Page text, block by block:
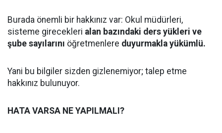
Burada önemli bir hakkınız var: Okul müdürleri,
sisteme girecekleri alan bazındaki ders yükleri ve
şube sayılarını öğretmenlere duyurmakla yükümlü.
Yani bu bilgiler sizden gizlenemiyor; talep etme
hakkınız bulunuyor.
HATA VARSA NE YAPILMALI?